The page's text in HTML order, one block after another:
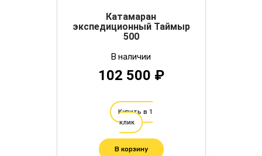
Катамаран
экспедиционный Таймыр
500
В наличии
102 500 ₽
Купить в 1
клик
В корзину